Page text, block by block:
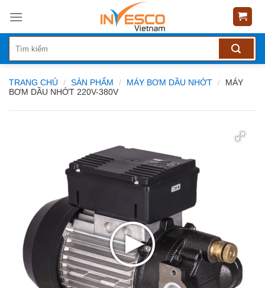
content
TRANG CHỦ / SẢN PHẨM / MÁY BƠM DẦU NHỚT /
MÁY
BƠM DẦU NHỚT 220V-380V